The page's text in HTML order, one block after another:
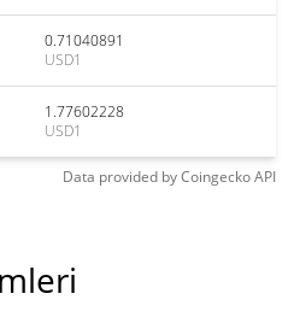
0.71040891
USD1
1.77602228
USD1
Data provided byCoingeckoAPI